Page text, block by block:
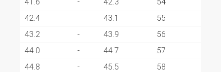
42.4
- 43.1
55
43.2
- 43.9
56
44.0
- 44.7
57
44.8
- 45.5
58